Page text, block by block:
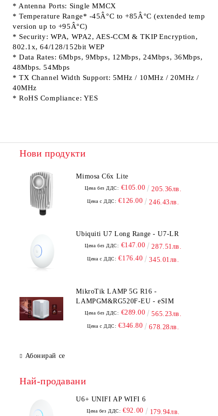
* Antenna Ports: Single MMCX
* Temperature Range* -45Â°C to +85Â°C (extended temp
version up to +95Â°C)
* Security: WPA, WPA2, AES-CCM & TKIP Encryption,
802.1x, 64/128/152bit WEP
* Data Rates: 6Mbps, 9Mbps, 12Mbps, 24Mbps, 36Mbps,
48Mbps. 54Mbps
* TX Channel Width Support: 5MHz / 10MHz / 20MHz /
40MHz
* RoHS Compliance: YES
Нови продукти
Mimosa C6x Lite
Цена без ДДС: €105.00 205.36лв.
Цена с ДДС: €126.00 246.43лв.
Ubiquiti U7 Long Range - U7-LR
Цена без ДДС: €147.00 287.51лв.
Цена с ДДС: €176.40 345.01лв.
MikroTik LAMP 5G R16 -
LAMPGM&RG520F-EU - eSIM
Цена без ДДС: €289.00 565.23лв.
Цена с ДДС: €346.80 678.28лв.
Абонирай се
Най-продавани
U6+ UNIFI AP WIFI 6
Цена без ДДС: €92.00 179.94лв.